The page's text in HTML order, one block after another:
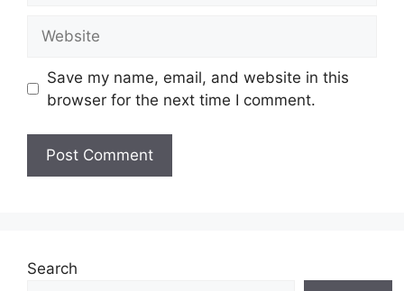
Save my name, email, and website in this
browser for the next time I comment.
Search